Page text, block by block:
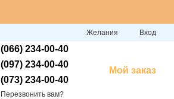
Желания Вход
(066) 234-00-40
(097) 234-00-40
(073) 234-00-40
Перезвонить вам?
Мой заказ